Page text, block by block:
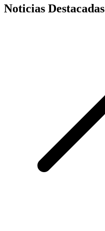
Noticias Destacadas